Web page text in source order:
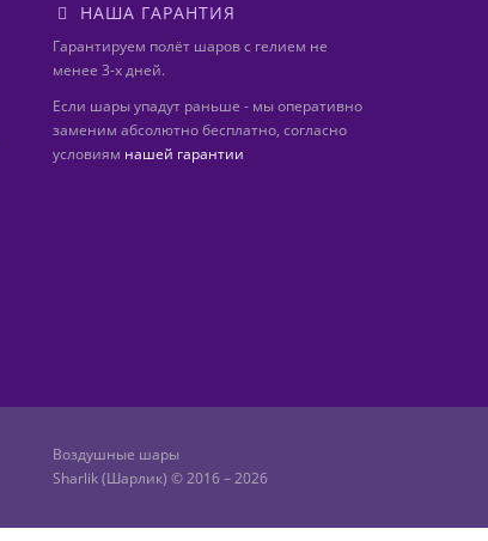
НАША ГАРАНТИЯ
Гарантируем полёт шаров с гелием не
менее 3-х дней.
Если шары упадут раньше - мы оперативно
заменим абсолютно бесплатно, согласно
условиям нашей гарантии
Воздушные шары
Sharlik (Шарлик) © 2016 – 2026